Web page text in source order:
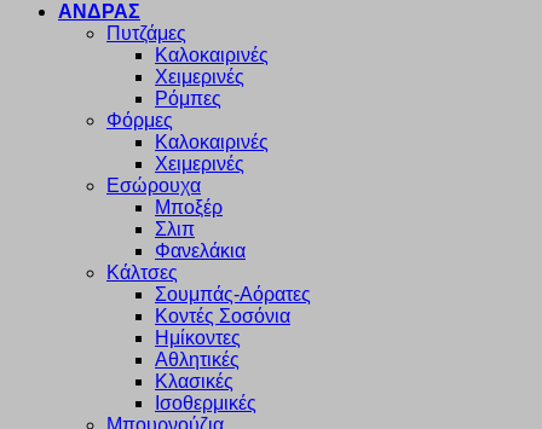
ΑΝΔΡΑΣ
Πυτζάμες
Καλοκαιρινές
Χειμερινές
Ρόμπες
Φόρμες
Καλοκαιρινές
Χειμερινές
Εσώρουχα
Μποξέρ
Σλιπ
Φανελάκια
Κάλτσες
Σουμπάς-Αόρατες
Κοντές Σοσόνια
Ημίκοντες
Αθλητικές
Κλασικές
Ισοθερμικές